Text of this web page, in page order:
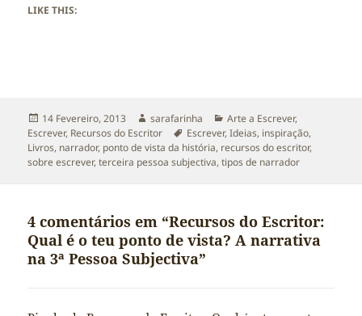
LIKE THIS:
Publicado
a
14 Fevereiro, 2013 Autor
sarafarinha Categorias
Arte a Escrever,
Escrever, Recursos do Escritor Etiquetas
Escrever,Ideias, inspiração,
Livros, narrador, ponto de vista da história, recursos do escritor,
sobre escrever,terceira pessoa subjectiva,tipos de narrador
4 comentários em “Recursos do Escritor:
Qual é o teu ponto de vista? A narrativa
na 3ª Pessoa Subjectiva”